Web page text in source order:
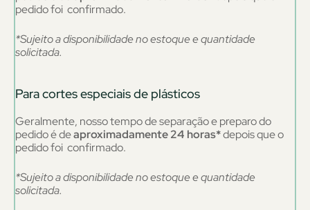
pedido foi confirmado.
*Sujeito a disponibilidade no estoque e quantidade
solicitada.
Para cortes especiais de plásticos
Geralmente, nosso tempo de separação e preparo do
pedido é deaproximadamente 24 horas*depois que o
pedido foi confirmado.
*Sujeito a disponibilidade no estoque e quantidade
solicitada.